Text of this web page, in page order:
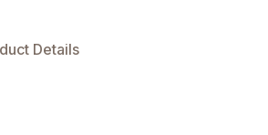
Details